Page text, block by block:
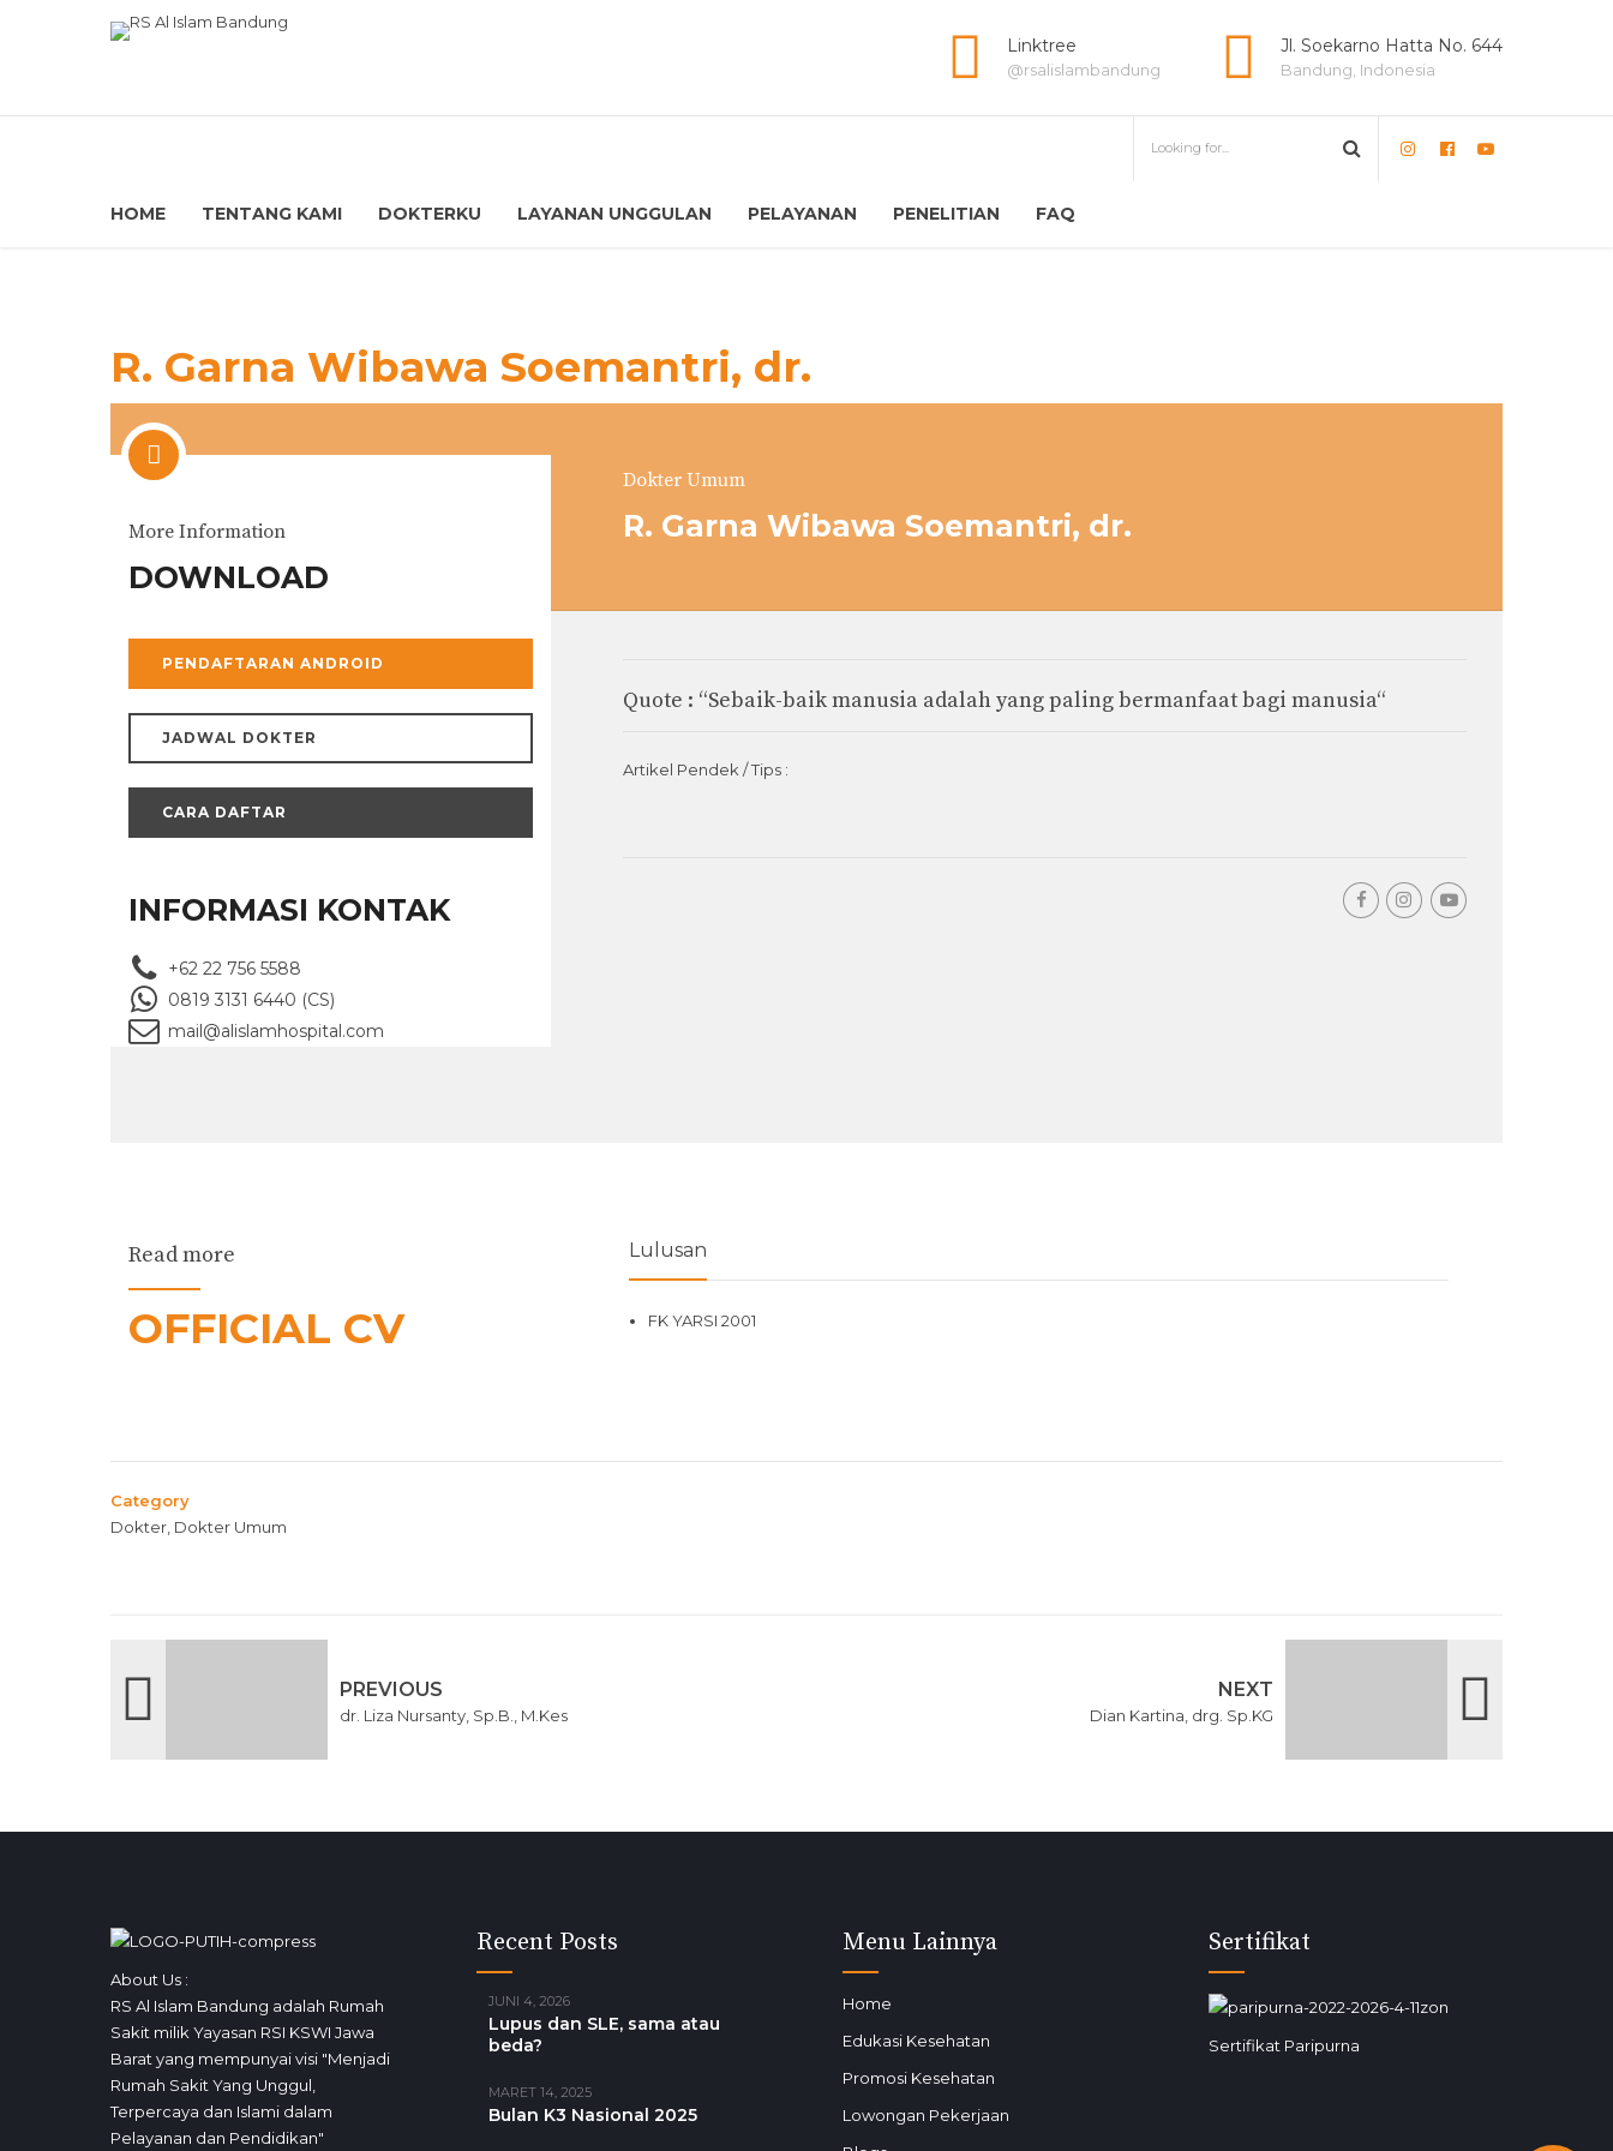
Linktree
@rsalislambandung
Jl. Soekarno Hatta No. 644
Bandung, Indonesia
HOME TENTANG KAMI DOKTERKU LAYANAN UNGGULAN PELAYANAN PENELITIAN FAQ
R. Garna Wibawa Soemantri, dr.
Dokter Umum
R. Garna Wibawa Soemantri, dr.
More Information
DOWNLOAD
PENDAFTARAN ANDROID
JADWAL DOKTER
CARA DAFTAR
INFORMASI KONTAK
+62 22 756 5588
0819 3131 6440 (CS)
mail@alislamhospital.com
Quote : “Sebaik-baik manusia adalah yang paling bermanfaat bagi manusia“
Artikel Pendek / Tips :
Read more
OFFICIAL CV
Lulusan
FK YARSI 2001
Category
Dokter, Dokter Umum
PREVIOUS
dr. Liza Nursanty, Sp.B., M.Kes
NEXT
Dian Kartina, drg. Sp.KG
About Us :
RS Al Islam Bandung adalah Rumah
Sakit milik Yayasan RSI KSWI Jawa
Barat yang mempunyai visi "Menjadi
Rumah Sakit Yang Unggul,
Terpercaya dan Islami dalam
Pelayanan dan Pendidikan"
Recent Posts
JUNI 4, 2026
Lupus dan SLE, sama atau
beda?
MARET 14, 2025
Bulan K3 Nasional 2025
Menu Lainnya
Home
Edukasi Kesehatan
Promosi Kesehatan
Lowongan Pekerjaan
Sertifikat
Sertifikat Paripurna